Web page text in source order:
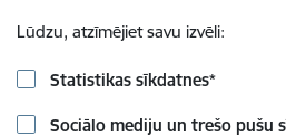
Lūdzu, atzīmējiet savu izvēli:
Statistikas sīkdatnes*
Sociālo mediju un trešo pušu